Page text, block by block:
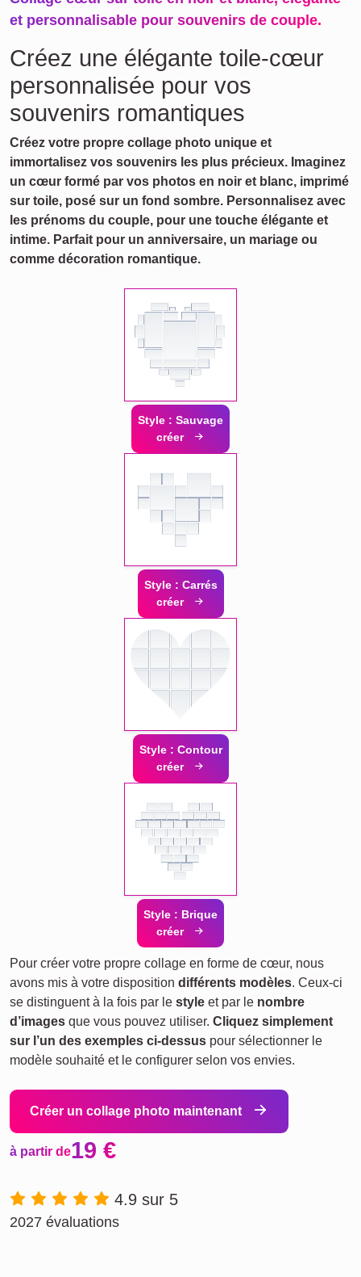
et personnalisable pour souvenirs de couple.
Créez une élégante toile-cœur
personnalisée pour vos
souvenirs romantiques
Créez votre propre collage photo unique et
immortalisez vos souvenirs les plus précieux. Imaginez
un cœur formé par vos photos en noir et blanc, imprimé
sur toile, posé sur un fond sombre. Personnalisez avec
les prénoms du couple, pour une touche élégante et
intime. Parfait pour un anniversaire, un mariage ou
comme décoration romantique.
Style : Sauvage
créer
Style : Carrés
créer
Style : Contour
créer
Style : Brique
créer
Pour créer votre propre collage en forme de cœur, nous
avons mis à votre disposition différents modèles. Ceux-ci
se distinguent à la fois par le style et par le nombre
d’images que vous pouvez utiliser. Cliquez simplement
sur l’un des exemples ci-dessus pour sélectionner le
modèle souhaité et le configurer selon vos envies.
Créer un collage photo maintenant
à partir de19 €
4.9 sur 5
2027 évaluations